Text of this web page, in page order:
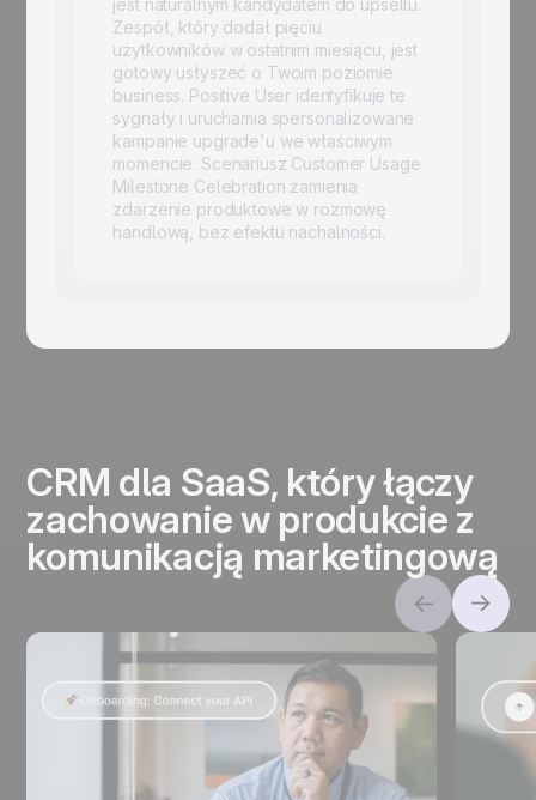
jest naturalnym kandydatem do upsellu.
Zespół, który dodał pięciu
użytkowników w ostatnim miesiącu, jest
gotowy usłyszeć o Twoim poziomie
business. Positive User identyfikuje te
sygnały i uruchamia spersonalizowane
kampanie upgrade'u we właściwym
momencie. Scenariusz Customer Usage
Milestone Celebration zamienia
zdarzenie produktowe w rozmowę
handlową, bez efektu nachalności.
CRM dla SaaS, który łączy
zachowanie w produkcie z
komunikacją marketingową